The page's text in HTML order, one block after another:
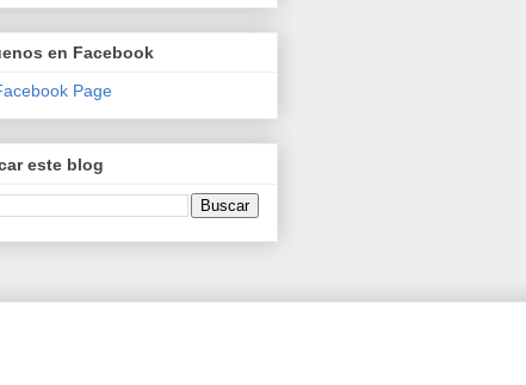
en Facebook
Page
este blog